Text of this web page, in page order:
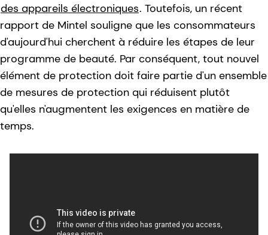
des appareils électroniques. Toutefois, un récent
rapport de Mintel souligne que les consommateurs
d'aujourd'hui cherchent à réduire les étapes de leur
programme de beauté. Par conséquent, tout nouvel
élément de protection doit faire partie d'un ensemble
de mesures de protection qui réduisent plutôt
qu'elles n'augmentent les exigences en matière de
temps.